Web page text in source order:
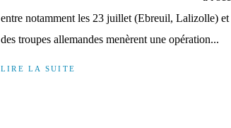
entre notamment les 23 juillet (Ebreuil, Lalizolle)
des troupes allemandes menèrent une opération...
LIRE LA SUITE